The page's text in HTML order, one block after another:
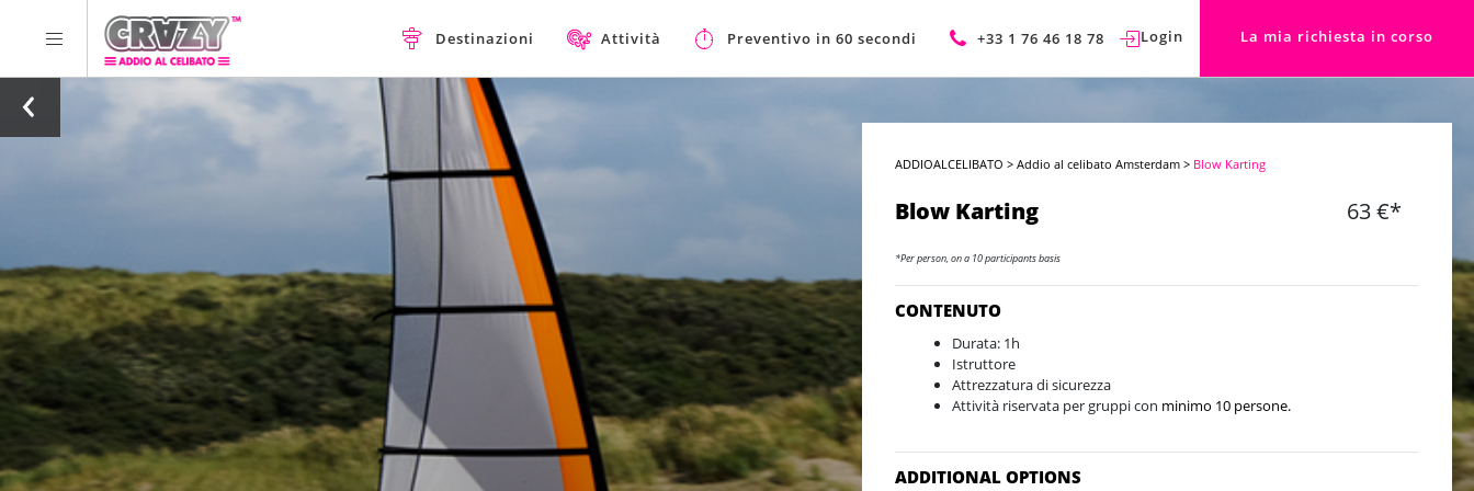
Destinazioni Attività Preventivo in 60 secondi +33 1 76 46 18 78 Login La mia richiesta in corso
ADDIOALCELIBATO >Addio al celibato Amsterdam > Blow Karting
Blow Karting 63 €*
*Per person, on a 10 participants basis
CONTENUTO
Durata: 1h
Istruttore
Attrezzatura di sicurezza
Attività riservata per gruppi con minimo 10 persone.
ADDITIONAL OPTIONS